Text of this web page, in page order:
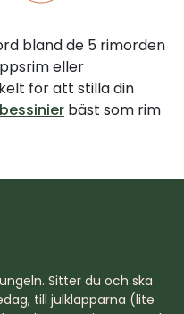
bland de 5 rimorden
eller
för att stilla din
bäst som rim
Sitter du och ska
till julklapparna (lite